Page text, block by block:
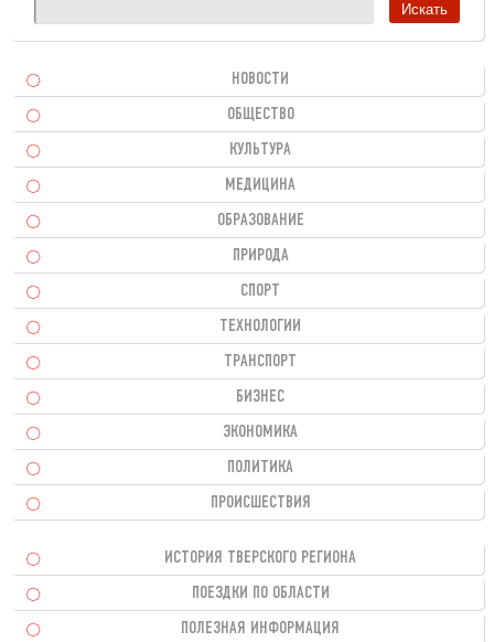
НОВОСТИ
ОБЩЕСТВО
КУЛЬТУРА
МЕДИЦИНА
ОБРАЗОВАНИЕ
ПРИРОДА
СПОРТ
ТЕХНОЛОГИИ
ТРАНСПОРТ
БИЗНЕС
ЭКОНОМИКА
ПОЛИТИКА
ПРОИСШЕСТВИЯ
ИСТОРИЯ ТВЕРСКОГО РЕГИОНА
ПОЕЗДКИ ПО ОБЛАСТИ
ПОЛЕЗНАЯ ИНФОРМАЦИЯ